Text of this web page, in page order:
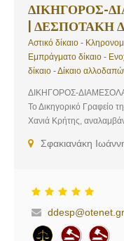
ΔΙΚΗΓΟΡΟΣ-
| ΔΕΣΠΟΤΑΚΗ
Αστικό δίκαιο -
Εμπράγματο δίκαιο -
δίκαιο - Δίκαιο
ΔΙΚΗΓΟΡΟΣ-
Το Δικηγορικό Γραφείο
Χανιά Κρήτης,
επίσης Δικηγόρο αλλά και
ευθύνης και ποιότητας.
αποτελεσματικότερο
δίκαιο, Οικογενειακό
Σφακιανάκη
ddesp@otenet.gr